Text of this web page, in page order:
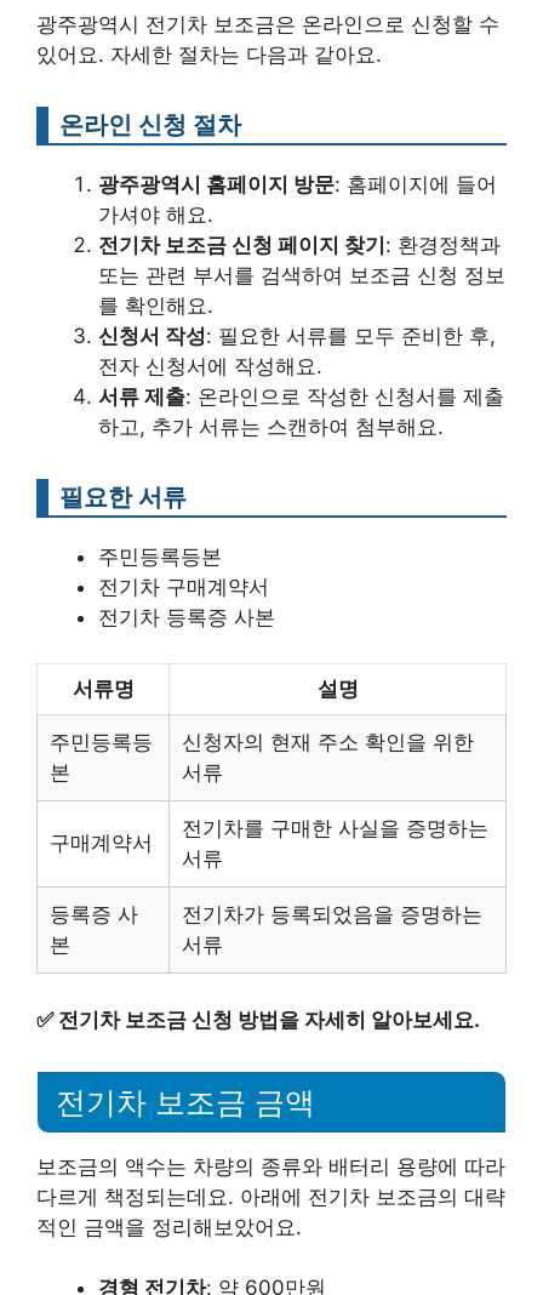
광주광역시 전기차 보조금은 온라인으로 신청할 수
있어요. 자세한 절차는 다음과 같아요.
온라인 신청 절차
광주광역시 홈페이지 방문: 홈페이지에 들어
가셔야 해요.
전기차 보조금 신청 페이지 찾기: 환경정책과
또는 관련 부서를 검색하여 보조금 신청 정보
를 확인해요.
신청서 작성: 필요한 서류를 모두 준비한 후,
전자 신청서에 작성해요.
서류 제출: 온라인으로 작성한 신청서를 제출
하고, 추가 서류는 스캔하여 첨부해요.
필요한 서류
주민등록등본
전기차 구매계약서
전기차 등록증 사본
서류명 설명
주민등록등
본
신청자의 현재 주소 확인을 위한
서류
구매계약서
전기차를 구매한 사실을 증명하는
서류
등록증 사
본
전기차가 등록되었음을 증명하는
서류
✅ 전기차 보조금 신청 방법을 자세히 알아보세요.
전기차 보조금 금액
보조금의 액수는 차량의 종류와 배터리 용량에 따라
다르게 책정되는데요. 아래에 전기차 보조금의 대략
적인 금액을 정리해보았어요.
경형 전기차: 약 600만원